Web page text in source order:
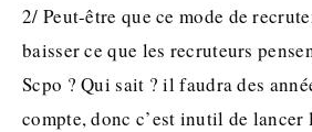
2/ Peut-être que ce mode de
baisser ce que les recruteurs
Scpo ? Qui sait ? il faudra des
compte, donc c’est inutil de lancer